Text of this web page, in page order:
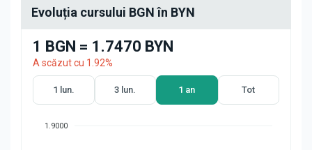
Evoluția cursului BGN în BYN
1 BGN = 1.7470 BYN
A scăzut cu 1.92%
1 lun. 3 lun. 1 an Tot
1.9000